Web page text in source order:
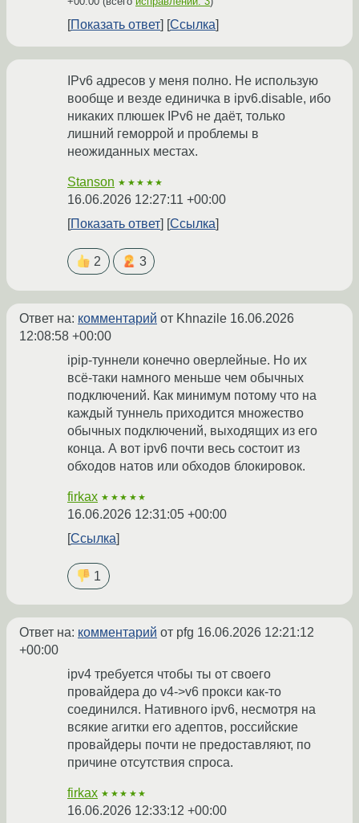
Показать ответ Ссылка
IPv6 адресов у меня полно. Не использую
вообще и везде единичка в ipv6.disable, ибо
никаких плюшек IPv6 не даёт, только
лишний геморрой и проблемы в
неожиданных местах.
Stanson ★★★★★
16.06.2026 12:27:11 +00:00
Показать ответ
Ссылка
2 3
Ответ на: комментарий от Khnazile 16.06.2026
12:08:58 +00:00
ipip-туннели конечно оверлейные. Но их
всё-таки намного меньше чем обычных
подключений. Как минимум потому что на
каждый туннель приходится множество
обычных подключений, выходящих из его
конца. А вот ipv6 почти весь состоит из
обходов натов или обходов блокировок.
firkax ★★★★★
16.06.2026 12:31:05 +00:00
Ссылка
1
Ответ на: комментарий от pfg 16.06.2026 12:21:12
+00:00
ipv4 требуется чтобы ты от своего
провайдера до v4->v6 прокси как-то
соединился. Нативного ipv6, несмотря на
всякие агитки его адептов, российские
провайдеры почти не предоставляют, по
причине отсутствия спроса.
firkax ★★★★★
16.06.2026 12:33:12 +00:00